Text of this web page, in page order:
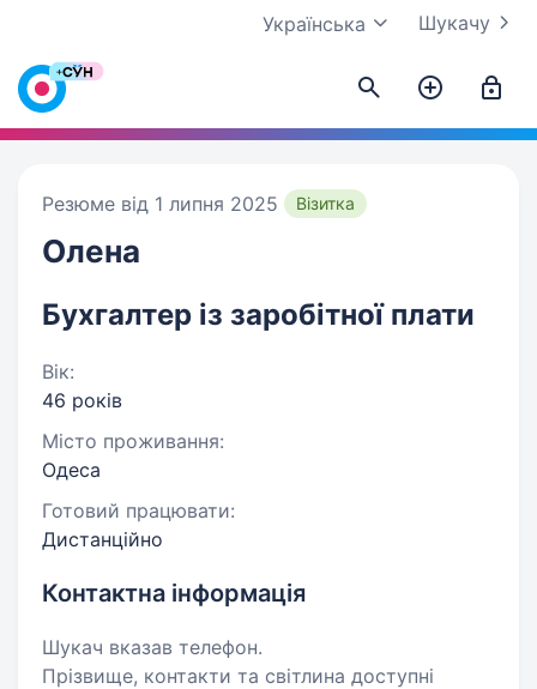
Шукачу
Українська
Резюме від 1 липня 2025 Візитка
Олена
Бухгалтер із заробітної плати
Вік:
46 років
Місто проживання:
Одеса
Готовий працювати:
Дистанційно
Контактна інформація
Шукач вказав телефон.
Прізвище, контакти та світлина доступні